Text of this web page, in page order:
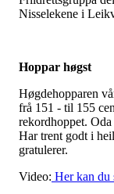
Nisselekene i
Hoppar høgst
Høgdehopparen
frå 151 - til 155
rekordhoppet.
Har trent godt i
gratulerer.
Video: Her kan du